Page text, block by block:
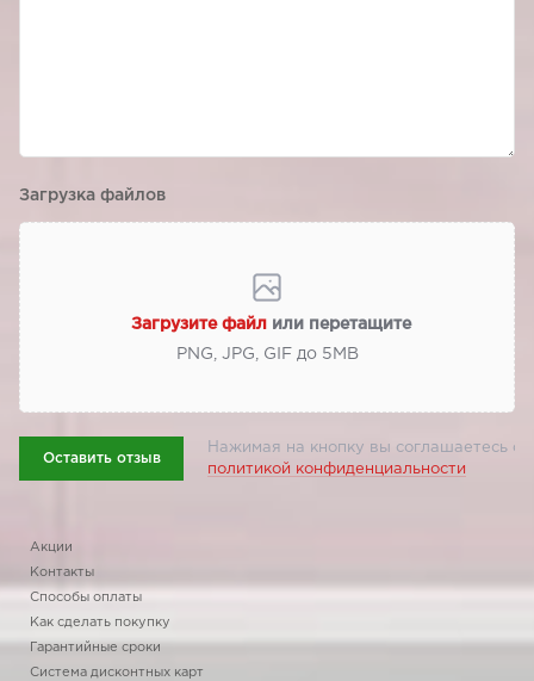
Загрузка файлов
Загрузите файл или перетащите
PNG, JPG, GIF до 5МВ
Оставить отзыв
Нажимая на кнопку вы соглашаетесь с
политикой конфиденциальности
Акции
Контакты
Способы оплаты
Как сделать покупку
Гарантийные сроки
Система дисконтных карт